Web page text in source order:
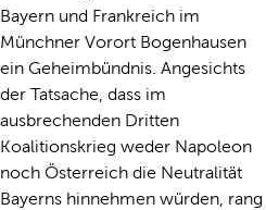
Bayern und Frankreich im
Münchner Vorort Bogenhausen
ein Geheimbündnis. Angesichts
der Tatsache, dass im
ausbrechenden Dritten
Koalitionskrieg weder Napoleon
noch Österreich die Neutralität
Bayerns hinnehmen würden, rang